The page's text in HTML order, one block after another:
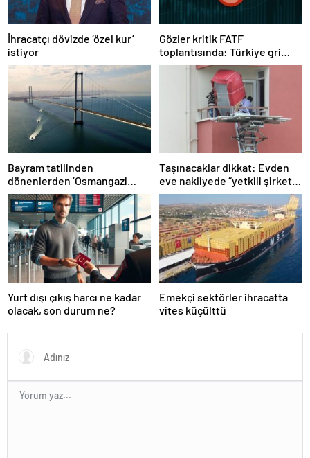
İhracatçı dövizde ‘özel kur’
istiyor
Gözler kritik FATF
toplantısında: Türkiye gri
listeden çıkacak mı?
Bayram tatilinden
dönenlerden ‘Osmangazi
Köprüsü’ isyanı
Taşınacaklar dikkat: Evden
eve nakliyede “yetkili şirket”
uyarısı
Yurt dışı çıkış harcı ne kadar
olacak, son durum ne?
Emekçi sektörler ihracatta
vites küçülttü